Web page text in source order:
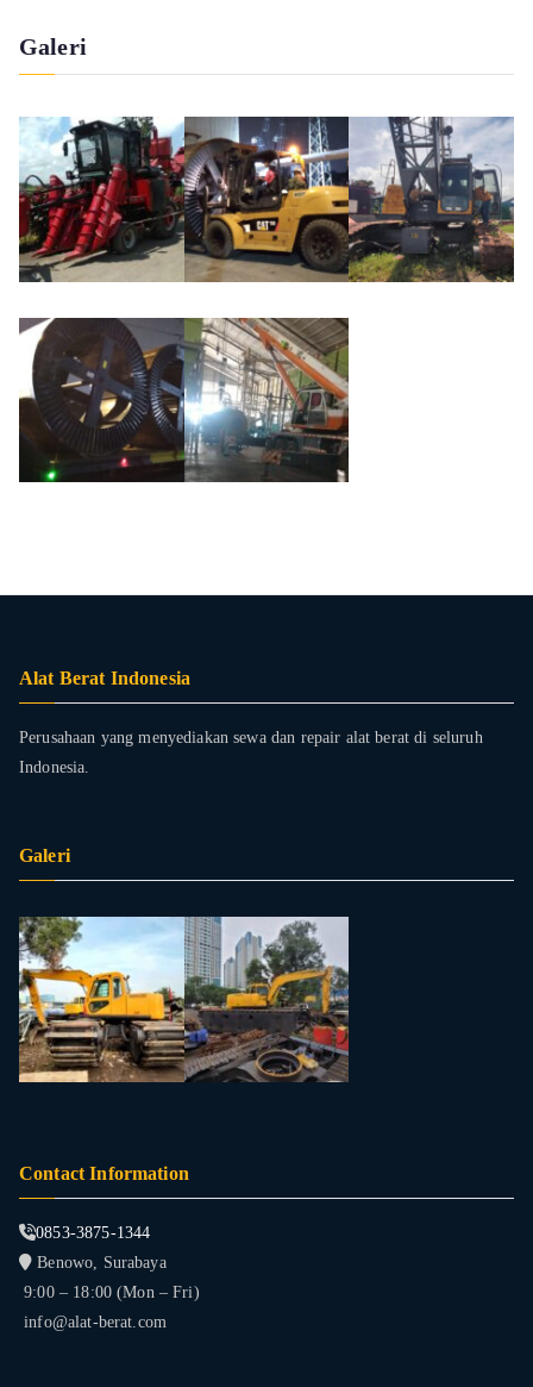
Galeri
Alat Berat Indonesia
Perusahaan yang menyediakan sewa dan repair alat berat di seluruh
Indonesia.
Galeri
Contact Information
0853-3875-1344
Benowo, Surabaya
9:00 – 18:00 (Mon – Fri)
info@alat-berat.com